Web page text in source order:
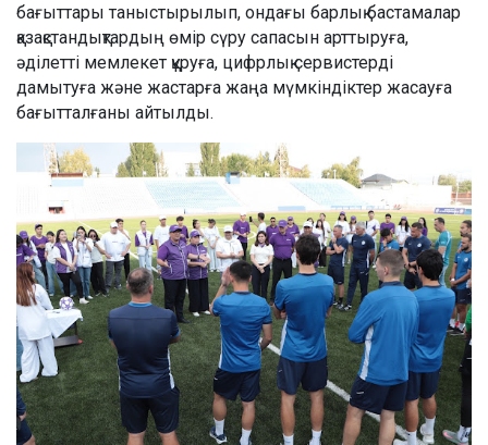
бағыттары таныстырылып, ондағы барлық бастамалар
қазақстандықтардың өмір сүру сапасын арттыруға,
әділетті мемлекет құруға, цифрлық сервистерді
дамытуға және жастарға жаңа мүмкіндіктер жасауға
бағытталғаны айтылды.